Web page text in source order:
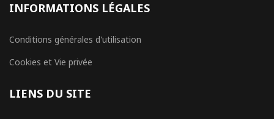
INFORMATIONS LÉGALES
Conditions générales d'utilisation
Cookies et Vie privée
LIENS DU SITE